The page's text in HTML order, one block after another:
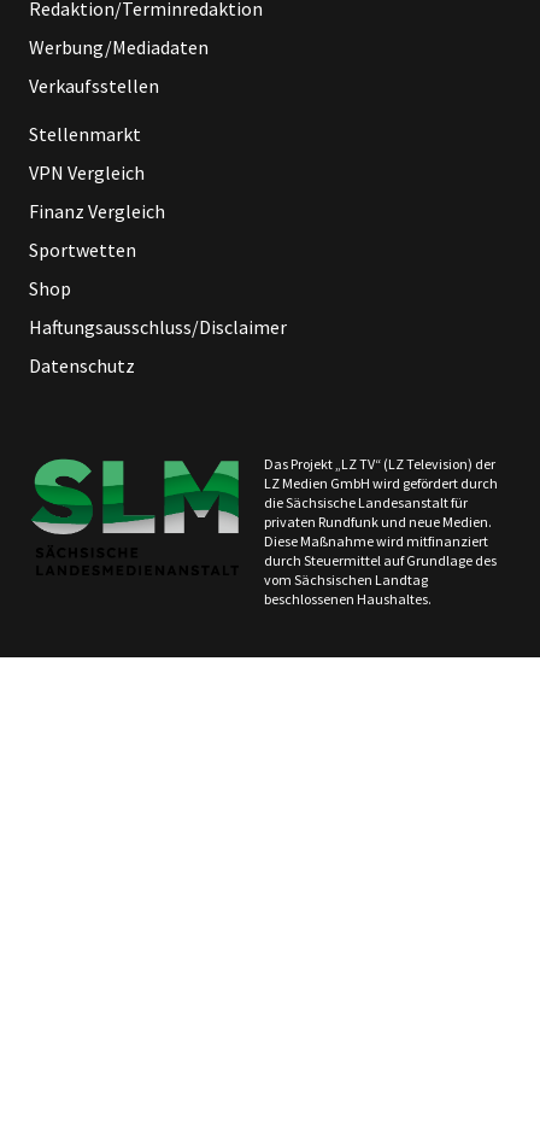
Redaktion/Terminredaktion
Werbung/Mediadaten
Verkaufsstellen
Stellenmarkt
VPN Vergleich
Finanz Vergleich
Sportwetten
Shop
Haftungsausschluss/Disclaimer
Datenschutz
Das Projekt „LZ TV“ (LZ Television) der
LZ Medien GmbH wird gefördert durch
die Sächsische Landesanstalt für
privaten Rundfunk und neue Medien.
Diese Maßnahme wird mitfinanziert
durch Steuermittel auf Grundlage des
vom Sächsischen Landtag
beschlossenen Haushaltes.